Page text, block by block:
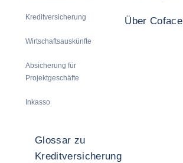
Kreditversicherung
Wirtschaftsauskünfte
Absicherung für
Projektgeschäfte
Inkasso
Über Coface
Glossar zu
Kreditversicherung